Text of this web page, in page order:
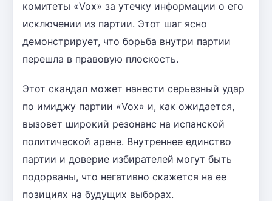
комитеты «Vox» за утечку информации о его
исключении из партии. Этот шаг ясно
демонстрирует, что борьба внутри партии
перешла в правовую плоскость.
Этот скандал может нанести серьезный удар
по имиджу партии «Vox» и, как ожидается,
вызовет широкий резонанс на испанской
политической арене. Внутреннее единство
партии и доверие избирателей могут быть
подорваны, что негативно скажется на ее
позициях на будущих выборах.